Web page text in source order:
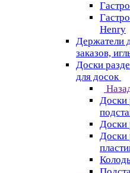
Henry
Держатели
заказов,
Доски
для досок
Доски
Доски
Доски